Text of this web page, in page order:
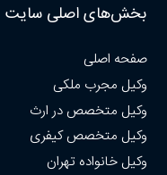
بخش‌های اصلی سایت
صفحه اصلی
وکیل مجرب ملکی
وکیل متخصص در ارث
وکیل متخصص کیفری
وکیل خانواده تهران